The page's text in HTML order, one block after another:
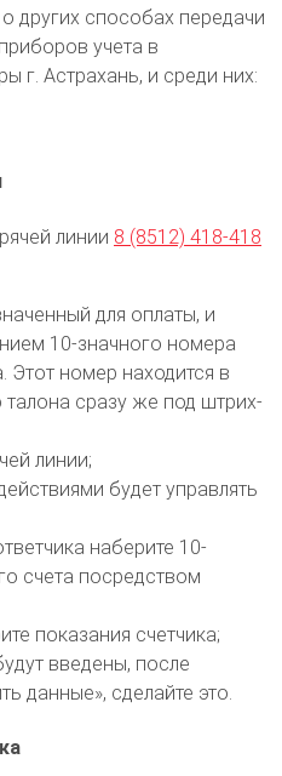
других способах передачи
учета в
г. Астрахань, и среди них:
линии 8 (8512) 418-418
для оплаты, и
10-значного номера
Этот номер находится в
сразу же под штрих-
линии;
будет управлять
наберите 10-
счета посредством
показания счетчика;
введены, после
данные», сделайте это.